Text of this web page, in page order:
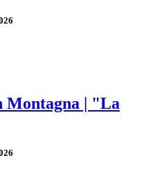
Montagna | "La